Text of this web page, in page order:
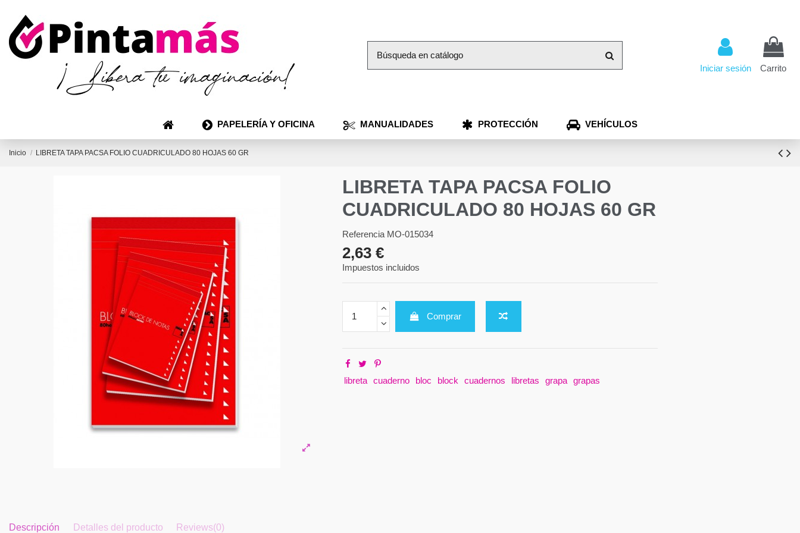
Iniciar sesión Carrito
PAPELERÍA Y OFICINA MANUALIDADES PROTECCIÓN VEHÍCULOS
Inicio LIBRETA TAPA PACSA FOLIO CUADRICULADO 80 HOJAS 60 GR
LIBRETA TAPA PACSA FOLIO
CUADRICULADO 80 HOJAS 60 GR
Referencia MO-015034
2,63 €
Impuestos incluidos
Comprar
libreta cuaderno bloc block cuadernos libretas grapa grapas
Descripción Detalles del producto Reviews(0)